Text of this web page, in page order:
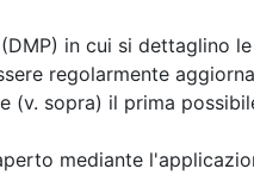
in cui si dettaglino
regolarmente
sopra) il prima
mediante